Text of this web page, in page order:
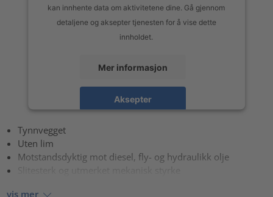
kan innhente data om aktivitetene dine. Gå gjennom
detaljene og aksepter tjenesten for å vise dette
innholdet.
Mer informasjon
Aksepter
Tynnvegget
Uten lim
Motstandsdyktig mot diesel, fly- og hydraulikk olje
vis mer